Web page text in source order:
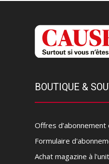
BOUTIQUE &
Offres d’abonnement
Formulaire
Achat magazine à